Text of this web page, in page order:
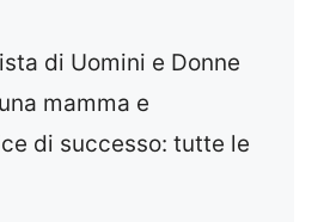
di Uomini e Donne
mamma e
di successo: tutte le